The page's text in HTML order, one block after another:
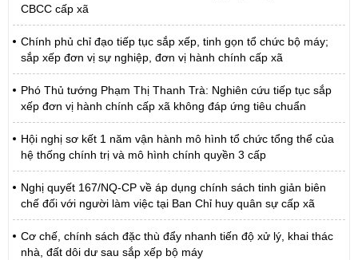
CBCC cấp xã
Chính phủ chỉ đạo tiếp tục sắp xếp, tinh gọn tổ chức bộ máy;
sắp xếp đơn vị sự nghiệp, đơn vị hành chính cấp xã
Phó Thủ tướng Phạm Thị Thanh Trà: Nghiên cứu tiếp tục sắp
xếp đơn vị hành chính cấp xã không đáp ứng tiêu chuẩn
Hội nghị sơ kết 1 năm vận hành mô hình tổ chức tổng thể của
hệ thống chính trị và mô hình chính quyền 3 cấp
Nghị quyết 167/NQ-CP về áp dụng chính sách tinh giản biên
chế đối với người làm việc tại Ban Chỉ huy quân sự cấp xã
Cơ chế, chính sách đặc thù đẩy nhanh tiến độ xử lý, khai thác
nhà, đất dôi dư sau sắp xếp bộ máy